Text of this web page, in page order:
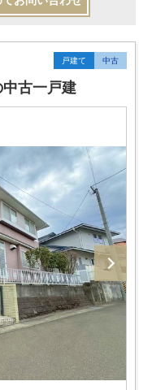
戸建て 中古
古一戸建